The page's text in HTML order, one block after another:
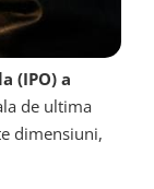
(IPO) a
de ultima
dimensiuni,